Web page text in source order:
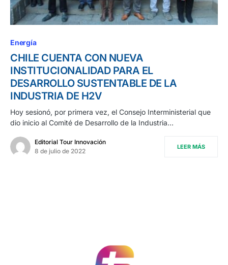
Energía
CHILE CUENTA CON NUEVA
INSTITUCIONALIDAD PARA EL
DESARROLLO SUSTENTABLE DE LA
INDUSTRIA DE H2V
Hoy sesionó, por primera vez, el Consejo Interministerial que
dio inicio al Comité de Desarrollo de la Industria…
Editorial Tour Innovación
8 de julio de 2022
LEER MÁS